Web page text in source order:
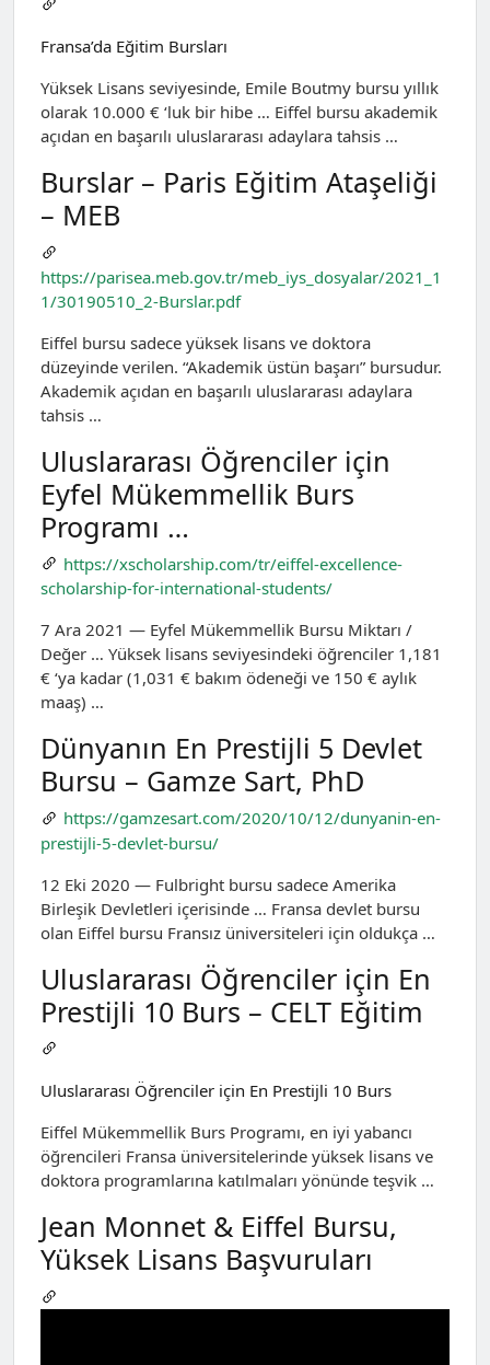
Fransa’da Eğitim Bursları
Yüksek Lisans seviyesinde, Emile Boutmy bursu yıllık
olarak 10.000 € ‘luk bir hibe … Eiffel bursu akademik
açıdan en başarılı uluslararası adaylara tahsis …
Burslar – Paris Eğitim Ataşeliği
– MEB
https://parisea.meb.gov.tr/meb_iys_dosyalar/2021_1
1/30190510_2-Burslar.pdf
Eiffel bursu sadece yüksek lisans ve doktora
düzeyinde verilen. “Akademik üstün başarı” bursudur.
Akademik açıdan en başarılı uluslararası adaylara
tahsis …
Uluslararası Öğrenciler için
Eyfel Mükemmellik Burs
Programı …
https://xscholarship.com/tr/eiffel-excellence-
scholarship-for-international-students/
7 Ara 2021 — Eyfel Mükemmellik Bursu Miktarı /
Değer … Yüksek lisans seviyesindeki öğrenciler 1,181
€ ‘ya kadar (1,031 € bakım ödeneği ve 150 € aylık
maaş) …
Dünyanın En Prestijli 5 Devlet
Bursu – Gamze Sart, PhD
https://gamzesart.com/2020/10/12/dunyanin-en-
prestijli-5-devlet-bursu/
12 Eki 2020 — Fulbright bursu sadece Amerika
Birleşik Devletleri içerisinde … Fransa devlet bursu
olan Eiffel bursu Fransız üniversiteleri için oldukça …
Uluslararası Öğrenciler için En
Prestijli 10 Burs – CELT Eğitim
Uluslararası Öğrenciler için En Prestijli 10 Burs
Eiffel Mükemmellik Burs Programı, en iyi yabancı
öğrencileri Fransa üniversitelerinde yüksek lisans ve
doktora programlarına katılmaları yönünde teşvik …
Jean Monnet & Eiffel Bursu,
Yüksek Lisans Başvuruları